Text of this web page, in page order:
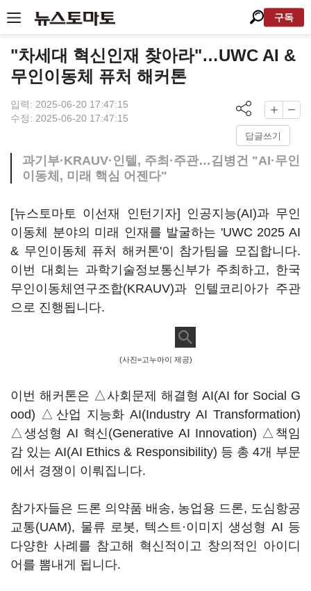
구독
"차세대 혁신인재 찾아라"…UWC AI &
무인이동체 퓨처 해커톤
입력: 2025-06-20 17:47:15
수정: 2025-06-20 17:47:15
답글쓰기
과기부·KRAUV·인텔, 주최·주관…김병건 "AI·무인
이동체, 미래 핵심 어젠다"
[뉴스토마토 이선재 인턴기자] 인공지능(AI)과 무인
이동체 분야의 미래 인재를 발굴하는 'UWC 2025 AI
& 무인이동체 퓨처 해커톤'이 참가팀을 모집합니다.
이번 대회는 과학기술정보통신부가 주최하고, 한국
무인이동체연구조합(KRAUV)과 인텔코리아가 주관
으로 진행됩니다.
(사진=고누아이 제공)
이번 해커톤은 △사회문제 해결형 AI(AI for Social G
ood) △산업 지능화 AI(Industry AI Transformation)
△생성형 AI 혁신(Generative AI Innovation) △책임
감 있는 AI(AI Ethics & Responsibility) 등 총 4개 부문
에서 경쟁이 이뤄집니다.
참가자들은 드론 의약품 배송, 농업용 드론, 도심항공
교통(UAM), 물류 로봇, 텍스트·이미지 생성형 AI 등
다양한 사례를 참고해 혁신적이고 창의적인 아이디
어를 뽐내게 됩니다.